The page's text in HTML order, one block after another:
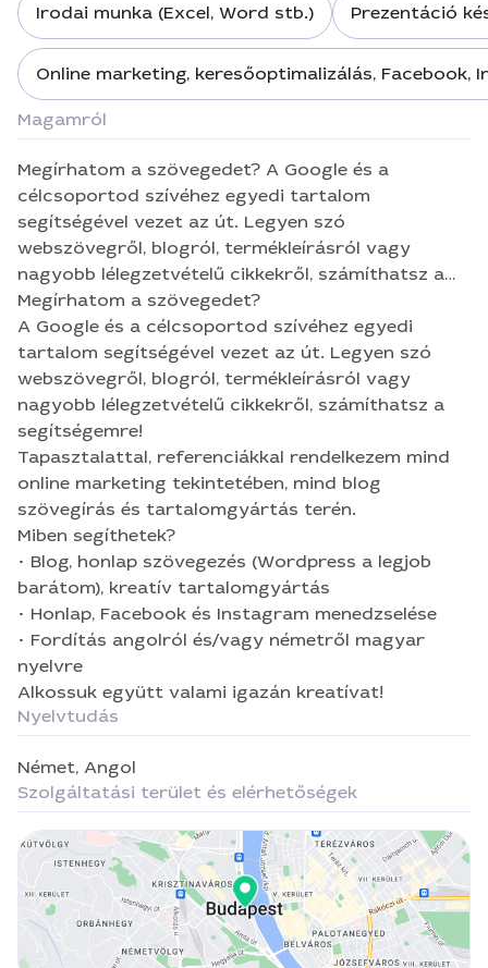
Irodai munka (Excel, Word stb.) Prezentáció
Online marketing, keresőoptimalizálás, Facebook,
Magamról
Megírhatom a szövegedet? A Google és a
célcsoportod szívéhez egyedi tartalom
segítségével vezet az út. Legyen szó
webszövegről, blogról, termékleírásról vagy
nagyobb lélegzetvételű cikkekről, számíthatsz a
segítségemre! Tapasztalattal, referenciákkal
rendelkezem mind online marketing tekintetében,
mind blog szövegírás és tartalomgyártás terén.
Miben segíthetek? • Blog, honlap szövegezés
(Wordpress a legjob barátom), kreatív
tartalomgyártás • Honlap, Facebook és Instagram
menedzselése • Fordítás angolról és/vagy
németről magyar nyelvre Alkossuk együtt valami
igazán kreatívat!
Megírhatom a szövegedet?
A Google és a célcsoportod szívéhez egyedi
tartalom segítségével vezet az út. Legyen szó
webszövegről, blogról, termékleírásról vagy
nagyobb lélegzetvételű cikkekről, számíthatsz a
segítségemre!
Tapasztalattal, referenciákkal rendelkezem mind
online marketing tekintetében, mind blog
szövegírás és tartalomgyártás terén.
Miben segíthetek?
• Blog, honlap szövegezés (Wordpress a legjob
barátom), kreatív tartalomgyártás
• Honlap, Facebook és Instagram menedzselése
• Fordítás angolról és/vagy németről magyar
nyelvre
Alkossuk együtt valami igazán kreatívat!
Nyelvtudás
Német, Angol
Szolgáltatási terület és elérhetőségek